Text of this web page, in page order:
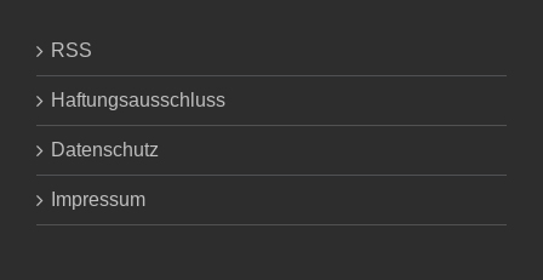
RSS
Haftungsausschluss
Datenschutz
Impressum